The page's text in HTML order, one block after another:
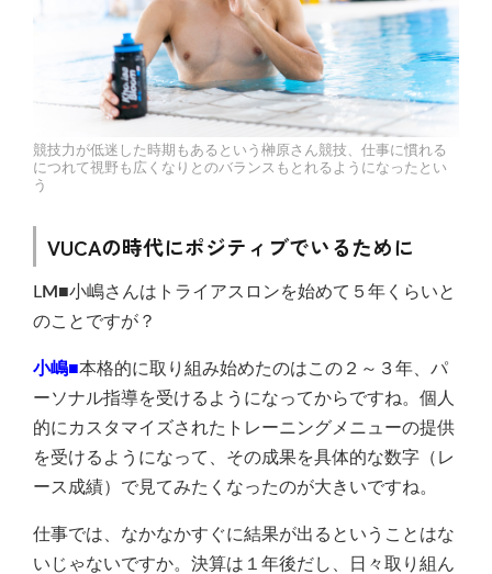
競技力が低迷した時期もあるという榊原さん競技、仕事に慣れる
につれて視野も広くなりとのバランスもとれるようになったとい
う
VUCAの時代にポジティブでいるために
LM■小嶋さんはトライアスロンを始めて５年くらいと
のことですが？
小嶋■本格的に取り組み始めたのはこの２～３年、パ
ーソナル指導を受けるようになってからですね。個人
的にカスタマイズされたトレーニングメニューの提供
を受けるようになって、その成果を具体的な数字（レ
ース成績）で見てみたくなったのが大きいですね。
仕事では、なかなかすぐに結果が出るということはな
いじゃないですか。決算は１年後だし、日々取り組ん